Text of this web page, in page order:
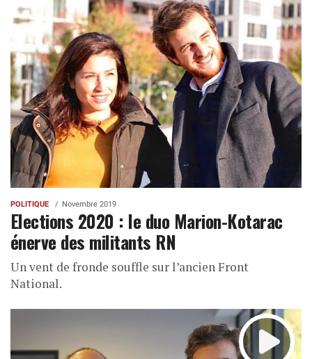
POLITIQUE Novembre 2019
Elections 2020 : le duo Marion-Kotarac
énerve des militants RN
Un vent de fronde souffle sur l’ancien Front
National.